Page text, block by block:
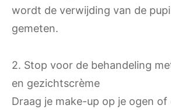
wordt de verwijding van de
gemeten.
2. Stop voor de behandeling
en gezichtscrème
Draag je make-up op je ogen